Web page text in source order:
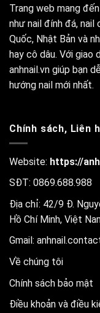
Trang web mang
như nail đính đá, nail
Quốc, Nhật Bản và
hay cô dâu. Với giao
anhnail.vn giúp bạn
hướng nail mới nhất.
Chính sách, Liên
Website: https://
SĐT: 0869.688.988
Địa chỉ: 42/9 Đ.
Hồ Chí Minh, Việt
Gmail:
Về chúng tôi
Chính sách bảo mật
Điều khoản và điều